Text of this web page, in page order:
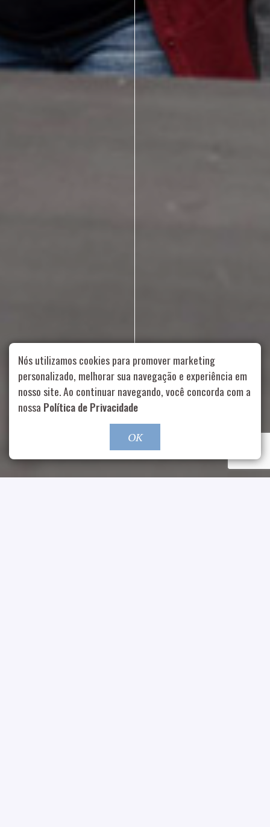
Rua Aurélia, 1714 – Vila Romana, São Paulo – SP | 55 11
99178-5848 | contato@nucleofood.com
Role para continar
Nós utilizamos cookies para promover marketing
personalizado, melhorar sua navegação e experiência em
nosso site. Ao continuar navegando, você concorda com a
nossa Política de Privacidade
OK